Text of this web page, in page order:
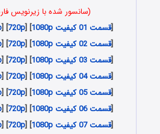
(سانسور شده با زیرنویس
[قسمت 01 کیفیت 1080p ] [
720p
] [
[قسمت 02 کیفیت 1080p ] [
720p
] [
[قسمت 03 کیفیت 1080p ] [
720p
] [
[قسمت 04 کیفیت 1080p ] [
720p
] [
[قسمت 05 کیفیت 1080p ] [
720p
] [
[قسمت 06 کیفیت 1080p ] [
720p
] [
[قسمت 07 کیفیت 1080p ] [
720p
] [